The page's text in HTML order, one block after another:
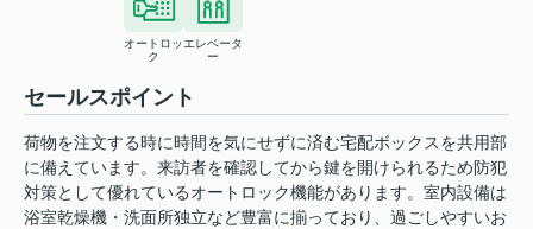
オートロッ
ク
エレベータ
ー
セールスポイント
荷物を注文する時に時間を気にせずに済む宅配ボックスを共用部
に備えています。来訪者を確認してから鍵を開けられるため防犯
対策として優れているオートロック機能があります。室内設備は
浴室乾燥機・洗面所独立など豊富に揃っており、過ごしやすいお